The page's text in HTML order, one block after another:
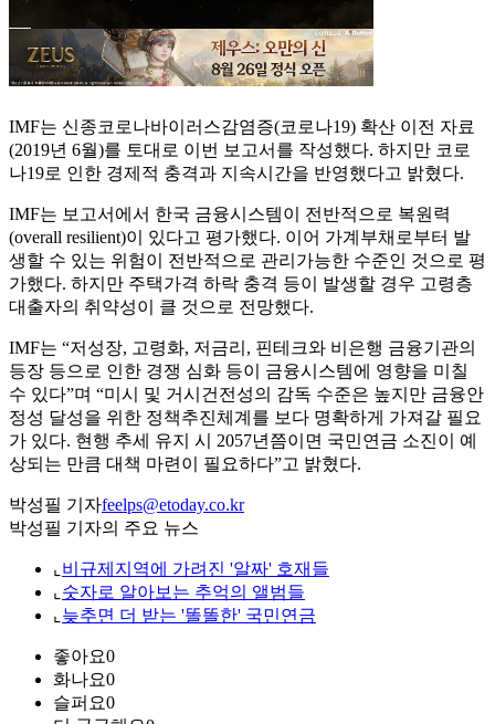
IMF는 신종코로나바이러스감염증(코로나19) 확산 이전 자료
(2019년 6월)를 토대로 이번 보고서를 작성했다. 하지만 코로
나19로 인한 경제적 충격과 지속시간을 반영했다고 밝혔다.
IMF는 보고서에서 한국 금융시스템이 전반적으로 복원력
(overall resilient)이 있다고 평가했다. 이어 가계부채로부터 발
생할 수 있는 위험이 전반적으로 관리가능한 수준인 것으로 평
가했다. 하지만 주택가격 하락 충격 등이 발생할 경우 고령층
대출자의 취약성이 클 것으로 전망했다.
IMF는 “저성장, 고령화, 저금리, 핀테크와 비은행 금융기관의
등장 등으로 인한 경쟁 심화 등이 금융시스템에 영향을 미칠
수 있다”며 “미시 및 거시건전성의 감독 수준은 높지만 금융안
정성 달성을 위한 정책추진체계를 보다 명확하게 가져갈 필요
가 있다. 현행 추세 유지 시 2057년쯤이면 국민연금 소진이 예
상되는 만큼 대책 마련이 필요하다”고 밝혔다.
박성필 기자feelps@etoday.co.kr
박성필 기자의 주요 뉴스
⌞ 비규제지역에 가려진 '알짜' 호재들
⌞ 숫자로 알아보는 추억의 앨범들
⌞ 늦추면 더 받는 '똘똘한' 국민연금
좋아요0
화나요0
슬퍼요0